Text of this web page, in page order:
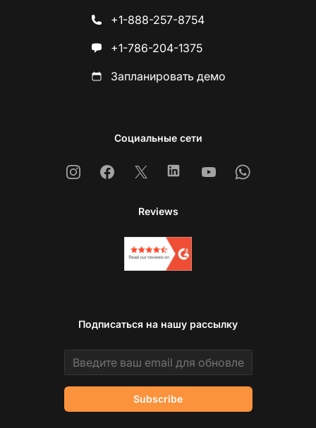
+1-888-257-8754
+1-786-204-1375
Запланировать демо
Социальные сети
InstagramFacebook
X LinkedinYoutubeWhatsapp
Reviews
Подписаться на нашу рассылку
Email address
Subscribe